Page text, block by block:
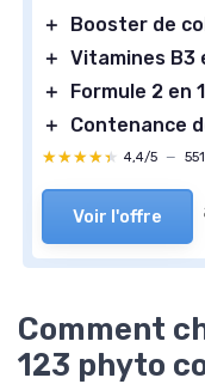
＋
Booster de
＋ Vitamines B3
＋
Formule 2 en 1
＋
Contenance
★★★★★
★★★★★ 4,4/5 —
Voir l'offre
Comment
123 phyto